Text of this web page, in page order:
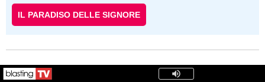
IL PARADISO DELLE SIGNORE